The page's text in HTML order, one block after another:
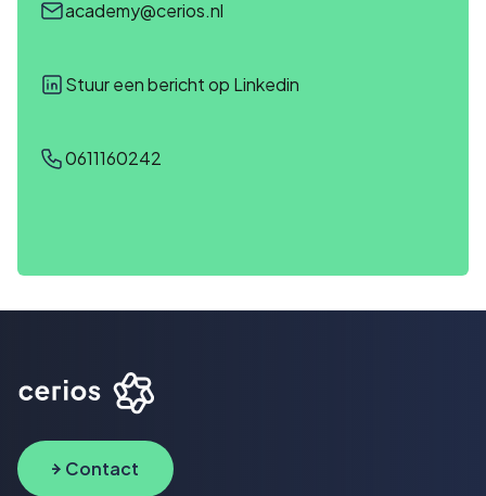
academy@cerios.nl
Stuur een bericht op Linkedin
0611160242
Contact